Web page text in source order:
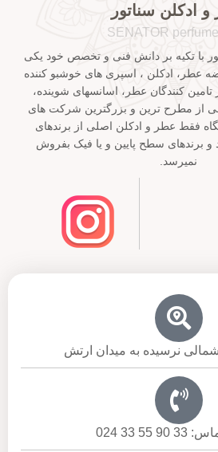
ادکلن سناتور
SENATOR
با تکیه بر دانش فنی و تخصص خود یکی
عطر، ادکلن ، اسپری های خوشبو کننده
تامین کنندگان عطر، اسانسهای شوینده،
از مطرح ترین و بزرگترین شرکت های
فقط عطر و ادکلن اصلی از برندهای
برندهای سطح پایین و یا فیک بفروش
نمیرسد.
نرسیده به میدان ارتش
55 33 024